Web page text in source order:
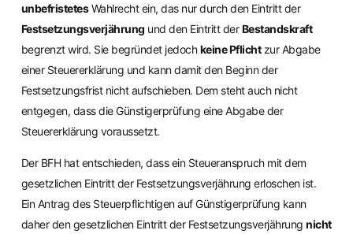
unbefristetesWahlrecht ein, das nur durch den Eintritt der
Festsetzungsverjährung und den Eintritt derBestandskraft
begrenzt wird. Sie begründet jedochkeine Pflichtzur Abgabe
einer Steuererklärung und kann damit den Beginn der
Festsetzungsfrist nicht aufschieben. Dem steht auch nicht
entgegen, dass die Günstigerprüfung eine Abgabe der
Steuererklärung voraussetzt.
Der BFH hat entschieden, dass ein Steueranspruch mit dem
gesetzlichen Eintritt der Festsetzungsverjährung erloschen ist.
Ein Antrag des Steuerpflichtigen auf Günstigerprüfung kann
daher den gesetzlichen Eintritt der Festsetzungsverjährungnicht